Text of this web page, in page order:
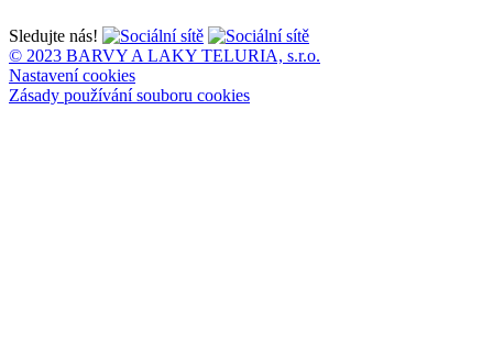
Sledujte nás!
© 2023 BARVY A LAKY TELURIA, s.r.o.
Nastavení cookies
Zásady používání souboru cookies